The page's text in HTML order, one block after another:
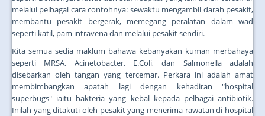
melalui pelbagai cara contohnya: sewaktu mengambil darah pesakit,
membantu pesakit bergerak, memegang peralatan dalam wad
seperti katil, pam intravena dan melalui pesakit sendiri.
Kita semua sedia maklum bahawa kebanyakan kuman merbahaya
seperti MRSA, Acinetobacter, E.Coli, dan Salmonella adalah
disebarkan oleh tangan yang tercemar. Perkara ini adalah amat
membimbangkan apatah lagi dengan kehadiran "hospital
superbugs" iaitu bakteria yang kebal kepada pelbagai antibiotik.
Inilah yang ditakuti oleh pesakit yang menerima rawatan di hospital